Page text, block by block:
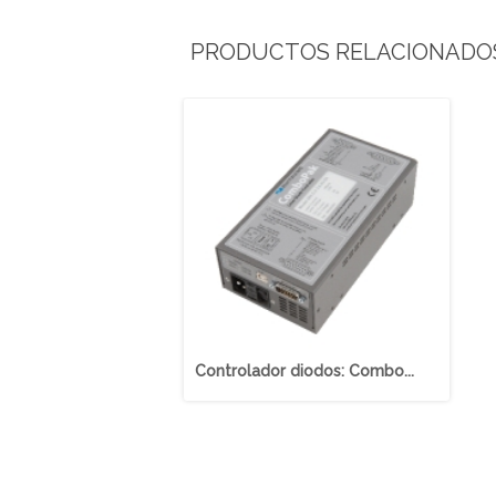
PRODUCTOS
Controlador diodos: Combo...